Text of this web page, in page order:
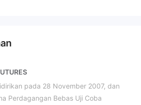
pada 28 November 2007, dan
Perdagangan Bebas Uji Coba